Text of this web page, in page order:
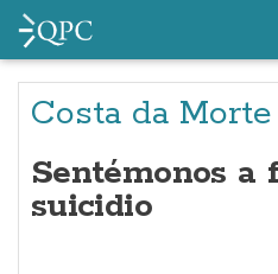
Costa da Morte
Sentémonos a
suicidio